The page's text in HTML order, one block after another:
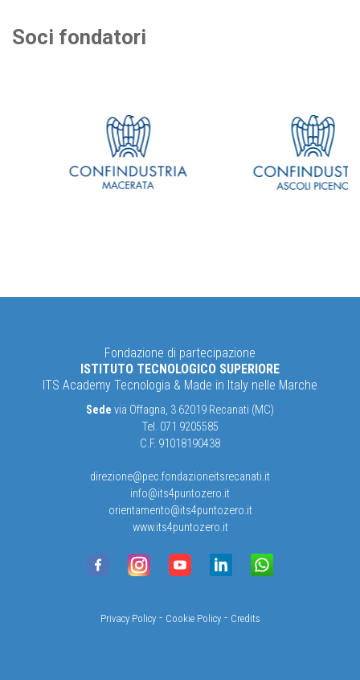
Soci fondatori
Fondazione di partecipazione
ISTITUTO TECNOLOGICO SUPERIORE
ITS Academy Tecnologia & Made in Italy nelle Marche
Sede via Offagna, 3 62019 Recanati (MC)
Tel. 071 9205585
C.F. 91018190438
direzione@pec.fondazioneitsrecanati.it
info@its4puntozero.it
orientamento@its4puntozero.it
www.its4puntozero.it
Privacy Policy- Cookie Policy- Credits